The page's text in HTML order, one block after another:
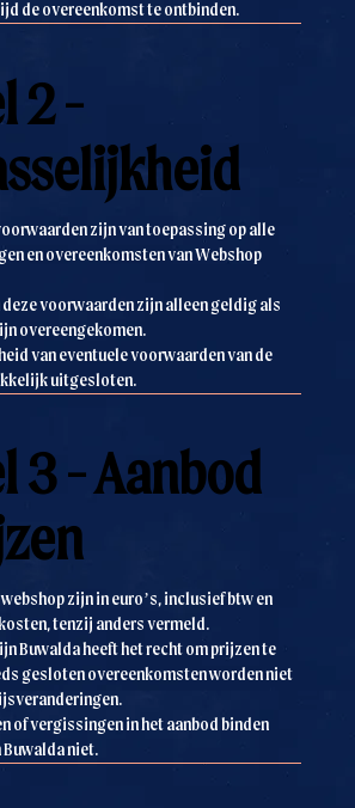
de overeenkomst te ontbinden.
2 -
zijn van toepassing op alle
en overeenkomsten van Webshop
voorwaarden zijn alleen geldig als
overeengekomen.
van eventuele voorwaarden van de
uitgesloten.
3 - Aanbod
zijn in euro’s, inclusief btw en
tenzij anders vermeld.
Buwalda heeft het recht om prijzen te
gesloten overeenkomsten worden niet
of vergissingen in het aanbod binden
niet.